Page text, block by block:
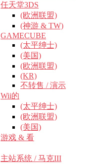
任天堂3DS
(欧洲联盟)
(神游 & TW)
GAMECUBE
(太平绅士)
(美国)
(欧洲联盟)
(KR)
不转售 / 演示
Wii的
(太平绅士)
(欧洲联盟)
(美国)
游戏 & 看
主站系统 / 马克III